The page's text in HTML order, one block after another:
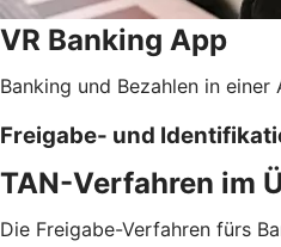
VR Banking App
Banking und Bezahlen in
Freigabe- und
TAN-Verfahren im
Die Freigabe-Verfahren fürs